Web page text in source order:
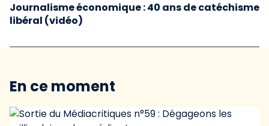
Journalisme économique : 40 ans de catéchisme
libéral (vidéo)
En ce moment